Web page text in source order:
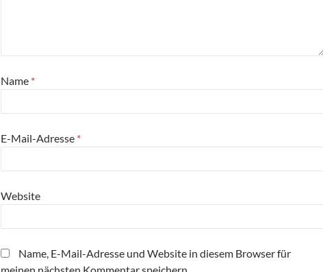
Name *
E-Mail-Adresse *
Website
Name, E-Mail-Adresse und Website in diesem Browser für